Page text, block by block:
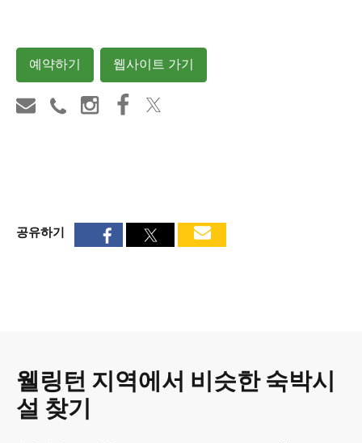
예약하기 웹사이트 가기
공유하기
웰링턴 지역에서 비슷한 숙박시
설 찾기